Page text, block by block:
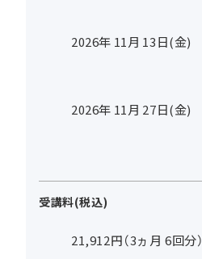
2026年 11月 13日(金)
2026年 11月 27日(金)
受講料(税込)
21,912円（3ヵ月 6回分）